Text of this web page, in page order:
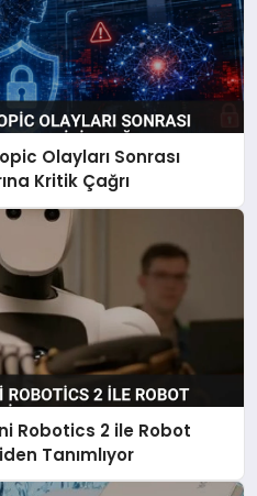
Olayları Sonrası
Kritik Çağrı
Robotics 2 ile Robot
Tanımlıyor